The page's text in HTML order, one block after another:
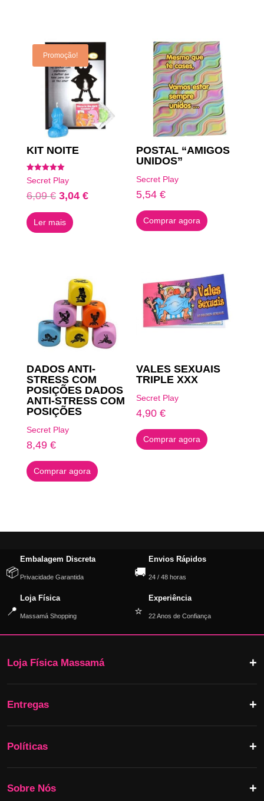
Promoção!
KIT NOITE
Avaliação
5.00
de 5
Secret Play
6,09€ O
preço
original
3,04 €O
Ler mais
POSTAL “AMIGOS
UNIDOS”
Secret Play
5,54€
Comprar agora
DADOS ANTI-
STRESS COM
POSIÇÕES DADOS
ANTI-STRESS COM
POSIÇÕES
Secret Play
8,49 €
Comprar agora
VALES SEXUAIS
TRIPLE XXX
Secret Play
4,90€
Comprar agora
📦
Embalagem Discreta
Privacidade Garantida 🚚
Envios Rápidos
24 / 48 horas
📍
Loja Física
Massamá Shopping ⭐
Experiência
22 Anos de Confiança
Loja Física Massamá
Entregas
Políticas
Sobre Nós